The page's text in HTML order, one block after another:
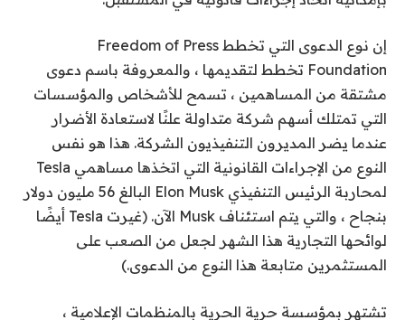
إن نوع الدعوى التي تخطط Freedom of Press
Foundation تخطط لتقديمها ، والمعروفة باسم دعوى
مشتقة من المساهمين ، تسمح للأشخاص والمؤسسات
التي تمتلك أسهم شركة متداولة علنًا لاستعادة الأضرار
عندما يضر المديرون التنفيذيون الشركة. هذا هو نفس
النوع من الإجراءات القانونية التي اتخذها مساهمي Tesla
لمحاربة الرئيس التنفيذي Elon Musk البالغ 56 مليون دولار
بنجاح ، والتي يتم استئناف Musk الآن. (غيرت Tesla أيضًا
لوائحها التجارية هذا الشهر لجعل من الصعب على
المستثمرين متابعة هذا النوع من الدعوى.)
تشتهر بمؤسسة حرية الحرية بالمنظمات الإعلامية ،